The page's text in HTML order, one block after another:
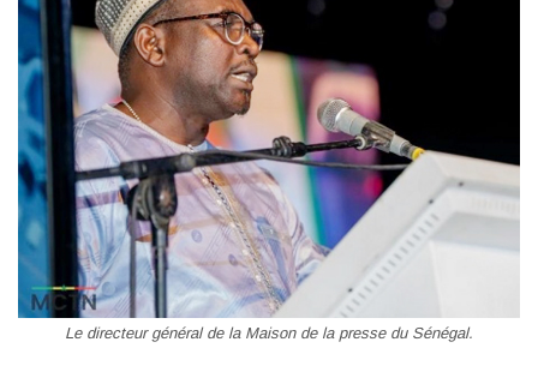
Le directeur général de la Maison de la presse du Sénégal.